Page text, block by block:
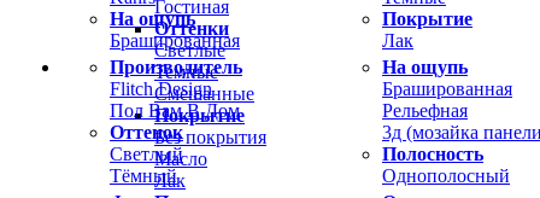
На ощупь
Брашированная
Покрытие
Лак
Производитель
Flitch Design
Пол Вам В Дом
Оттенок
Светлый
Тёмный
На ощупь
Брашированная
Рельефная
3д (мозайка
Полосность
Однополосный
Гостиная
Оттенки
Светлые
Темные
Смешанные
Покрытие
Без покрытия
Масло
Лак